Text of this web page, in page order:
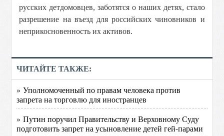
русских детдомовцев, заботятся о наших детях, стало
разрешение на въезд для российских чиновников и
неприкосновенность их активов.
ЧИТАЙТЕ ТАКЖЕ:
» Уполномоченный по правам человека против
запрета на торговлю для иностранцев
» Путин поручил Правительству и Верховному Суду
подготовить запрет на усыновление детей гей-парами